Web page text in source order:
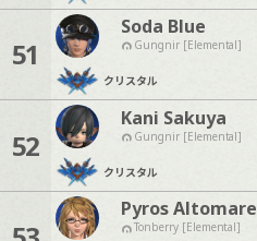
51
Soda Blue
Gungnir [Elemental]
クリスタル
52
Kani Sakuya
Gungnir [Elemental]
クリスタル
Pyros Altomare
Tonberry [Elemental]